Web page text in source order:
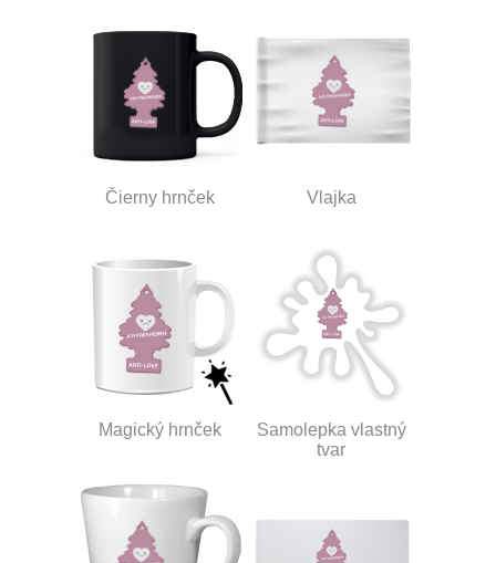
Čierny hrnček Vlajka
Magický hrnček
Samolepka vlastný
tvar